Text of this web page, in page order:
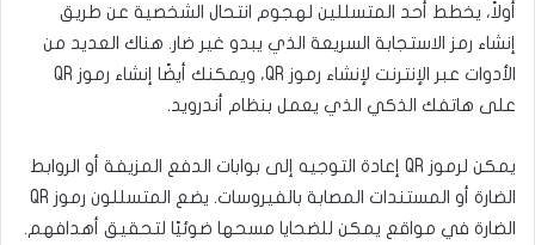
أولاً، يخطط أحد المتسللين لهجوم انتحال الشخصية عن طريق
إنشاء رمز الاستجابة السريعة الذي يبدو غير ضار. هناك العديد من
الأدوات عبر الإنترنت لإنشاء رموز QR، ويمكنك أيضًا إنشاء رموز QR
على هاتفك الذكي الذي يعمل بنظام أندرويد.
يمكن لرموز QR إعادة التوجيه إلى بوابات الدفع المزيفة أو الروابط
الضارة أو المستندات المصابة بالفيروسات. يضع المتسللون رموز QR
الضارة في مواقع يمكن للضحايا مسحها ضوئيًا لتحقيق أهدافهم.